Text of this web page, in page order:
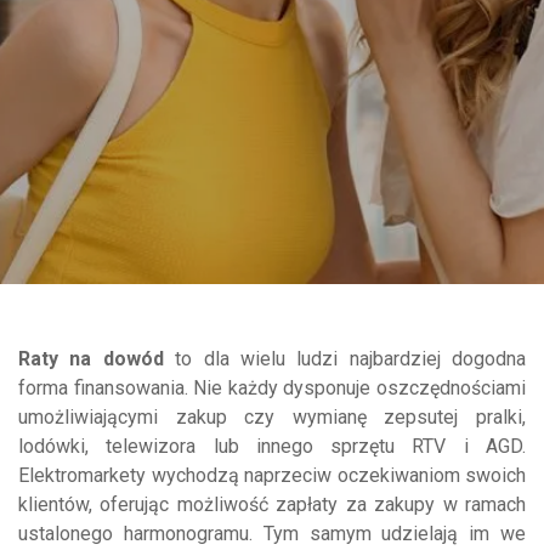
Raty na dowódto dla wielu ludzi najbardziej dogodna
forma finansowania. Nie każdy dysponuje oszczędnościami
umożliwiającymi zakup czy wymianę zepsutej pralki,
lodówki, telewizora lub innego sprzętu RTV i AGD.
Elektromarkety wychodzą naprzeciw oczekiwaniom swoich
klientów, oferując możliwość zapłaty za zakupy w ramach
ustalonego harmonogramu. Tym samym udzielają im we